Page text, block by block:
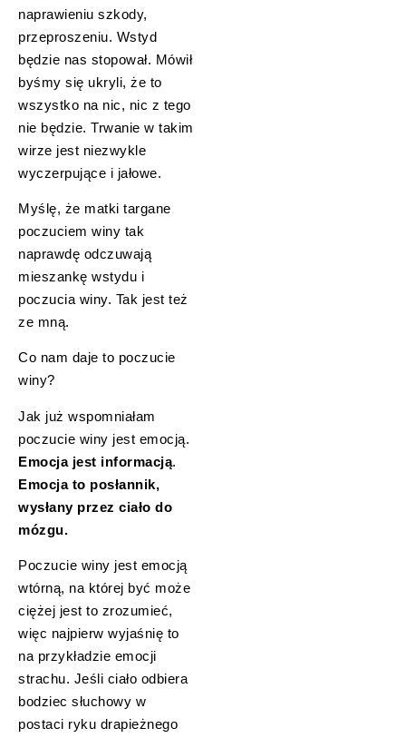
naprawieniu szkody,
przeproszeniu. Wstyd
będzie nas stopował. Mówił
byśmy się ukryli, że to
wszystko na nic, nic z tego
nie będzie. Trwanie w takim
wirze jest niezwykle
wyczerpujące i jałowe.
Myślę, że matki targane
poczuciem winy tak
naprawdę odczuwają
mieszankę wstydu i
poczucia winy. Tak jest też
ze mną.
Co nam daje to poczucie
winy?
Jak już wspomniałam
poczucie winy jest emocją.
Emocja jest informacją.
Emocja to posłannik,
wysłany przez ciało do
mózgu.
Poczucie winy jest emocją
wtórną, na której być może
ciężej jest to zrozumieć,
więc najpierw wyjaśnię to
na przykładzie emocji
strachu. Jeśli ciało odbiera
bodziec słuchowy w
postaci ryku drapieżnego